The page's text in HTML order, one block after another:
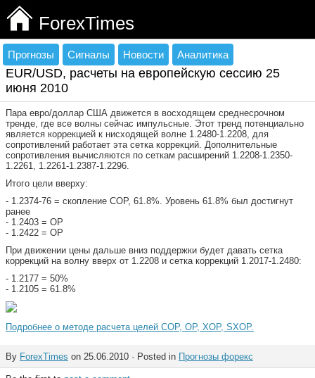
ForexTimes
Прогнозы Сигналы Новости Аналитика
EUR/USD, расчеты на европейскую сессию 25
июня 2010
Пара евро/доллар США движется в восходящем среднесрочном
тренде, где все волны сейчас импульсные. Этот тренд потенциально
является коррекцией к нисходящей волне 1.2480-1.2208, для
сопротивлений работает эта сетка коррекций. Дополнительные
сопротивления вычисляются по сеткам расширений 1.2208-1.2350-
1.2261, 1.2261-1.2387-1.2296.
Итого цели вверху:
- 1.2374-76 = скопление СОР, 61.8%. Уровень 61.8% был достигнут
ранее
- 1.2403 = ОР
- 1.2422 = ОР
При движении цены дальше вниз поддержки будет давать сетка
коррекций на волну вверх от 1.2208 и сетка коррекций 1.2017-1.2480:
- 1.2177 = 50%
- 1.2105 = 61.8%
Подробнее о методе расчета целей COP, OP, XOP, SXOP.
By ForexTimes on 25.06.2010 · Posted in Прогнозы форекс